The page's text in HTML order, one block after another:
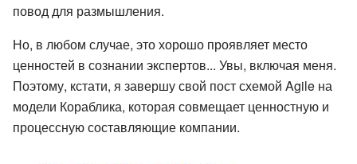
повод для размышления.
Но, в любом случае, это хорошо проявляет место
ценностей в сознании экспертов... Увы, включая меня.
Поэтому, кстати, я завершу свой пост схемой Agile на
модели Кораблика, которая совмещает ценностную и
процессную составляющие компании.